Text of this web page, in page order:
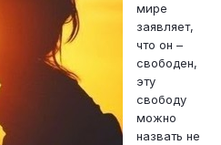
мире
заявляет,
что он –
свободен,
эту
свободу
можно
назвать не